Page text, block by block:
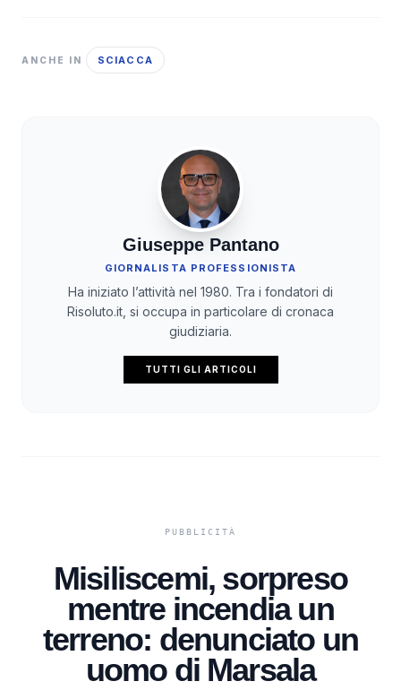
ANCHE IN SCIACCA
Giuseppe Pantano
GIORNALISTA PROFESSIONISTA
Ha iniziato l’attività nel 1980. Tra i fondatori di
Risoluto.it, si occupa in particolare di cronaca
giudiziaria.
TUTTI GLI ARTICOLI
Misiliscemi, sorpreso
mentre incendia un
terreno: denunciato un
uomo di Marsala